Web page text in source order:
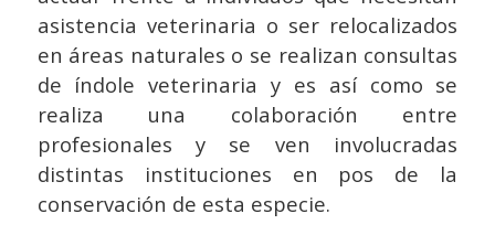
asistencia veterinaria o ser relocalizados
en áreas naturales o se realizan consultas
de índole veterinaria y es así como se
realiza una colaboración entre
profesionales y se ven involucradas
distintas instituciones en pos de la
conservación de esta especie.